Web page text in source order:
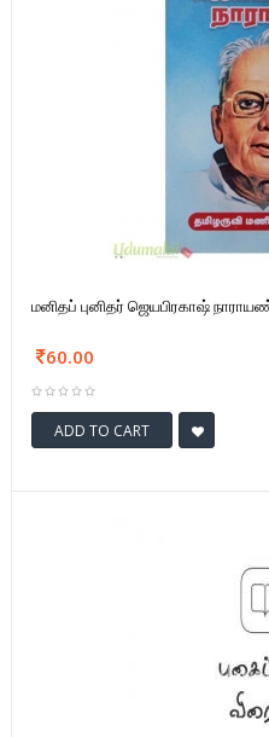
மனிதப் புனிதர் ஜெயபிரகாஷ்
60.00
ADD TO CART